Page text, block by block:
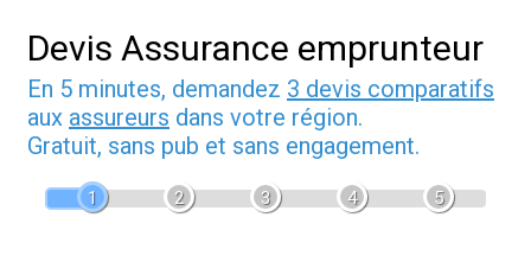
Devis Assurance emprunteur
En 5 minutes, demandez 3 devis comparatifs
aux assureurs dans votre région.
Gratuit, sans pub et sans engagement.
1 2 3 4 5